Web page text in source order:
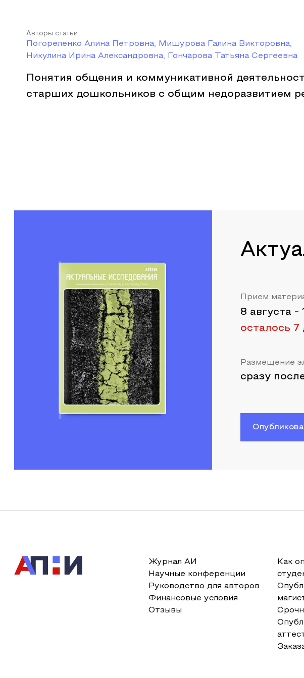
Авторы статьи
Погореленко Алина Петровна, Мишурова Галина Викторовна,
Никулина Ирина Александровна, Гончарова Татьяна Сергеевна
Понятия общения и коммуникативной
старших дошкольников с общим недоразвитием
Прием
8 августа -
осталось 7
Размещение
сразу
Журнал АИ
Научные конференции
Руководство для авторов
Финансовые условия
Отзывы
Как